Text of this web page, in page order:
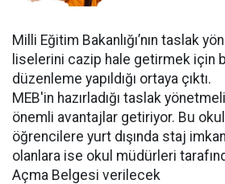
Milli Eğitim Bakanlığı’nın taslak
liselerini cazip hale getirmek için
düzenleme yapıldığı ortaya çıktı.
MEB'in hazırladığı taslak
önemli avantajlar getiriyor. Bu
öğrencilere yurt dışında staj
olanlara ise okul müdürleri
Açma Belgesi verilecek